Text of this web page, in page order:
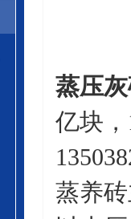
蒸压
亿块
蒸养